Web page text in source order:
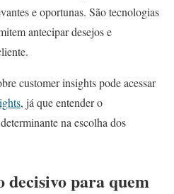
e oportunas. São tecnologias
antecipar desejos e
customer insights pode acessar
, já que entender o
na escolha dos
decisivo para quem